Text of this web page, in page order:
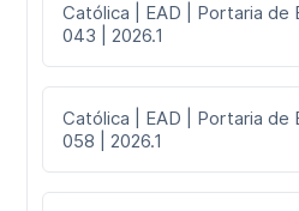
Católica | EAD | Portaria de
043 | 2026.1
Católica | EAD | Portaria de
058 | 2026.1